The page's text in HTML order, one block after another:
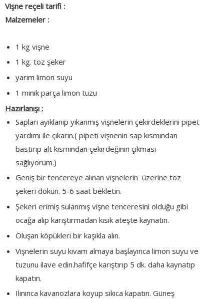
Vişne reçeli tarifi :
Malzemeler :
1 kg vişne
1 kg. toz şeker
yarım limon suyu
1 minik parça limon tuzu
Hazırlanışı :
Sapları ayıklanıp yıkanmış vişnelerin çekirdeklerini pipet
yardımı ile çıkarın.( pipeti vişnenin sap kısmından
bastırıp alt kısmından çekirdeğinin çıkması
sağlıyorum.)
Geniş bir tencereye alınan vişnelerin üzerine toz
şekeri dökün. 5-6 saat bekletin.
Şekeri erimiş sulanmış vişne tenceresini olduğu gibi
ocağa alıp karıştırmadan kısık ateşte kaynatın.
Oluşan köpükleri bir kaşıkla alın.
Vişnelerin suyu kıvam almaya başlayınca limon suyu ve
tuzunu ilave edin.hafifçe karıştırıp 5 dk. daha kaynatıp
kapatın.
Ilınınca kavanozlara koyup sıkıca kapatın. Güneş